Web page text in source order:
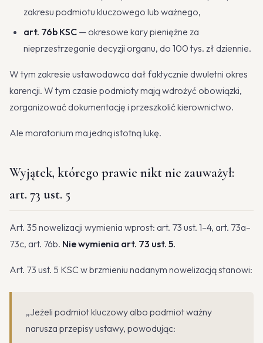
zakresu podmiotu kluczowego lub ważnego,
art. 76b KSC — okresowe kary pieniężne za
nieprzestrzeganie decyzji organu, do 100 tys. zł dziennie.
W tym zakresie ustawodawca dał faktycznie dwuletni okres
karencji. W tym czasie podmioty mają wdrożyć obowiązki,
zorganizować dokumentację i przeszkolić kierownictwo.
Ale moratorium ma jedną istotną lukę.
Wyjątek, którego prawie nikt nie zauważył:
art. 73 ust. 5
Art. 35 nowelizacji wymienia wprost: art. 73 ust. 1–4, art. 73a–
73c, art. 76b. Nie wymienia art. 73 ust. 5.
Art. 73 ust. 5 KSC w brzmieniu nadanym nowelizacją stanowi:
„Jeżeli podmiot kluczowy albo podmiot ważny
narusza przepisy ustawy, powodując: